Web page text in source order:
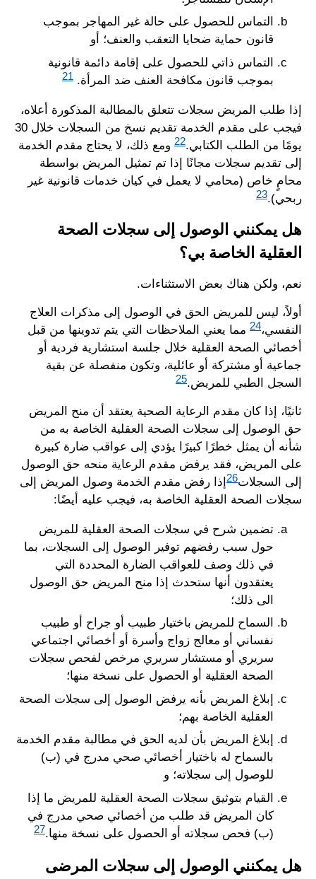
التماس للحصول على حالة غير المهاجر بموجب
قانون حماية ضحايا التعقب والعنف؛ أو
التماس ذاتي للحصول على إقامة دائمة قانونية
بموجب قانون مكافحة العنف ضد المرأة. 21
إذا طلب المريض سجلات تتعلق بالمطالبة المذكورة أعلاه،
فيجب على مقدم الخدمة تقديم نسخ من السجلات خلال 30
يومًا من الطلب الكتابي.22 ومع ذلك، لا يحتاج مقدم الخدمة
إلى تقديم سجلات مجانًا إذا تم تمثيل المريض بواسطة
محامٍ خاص (محامي لا يعمل في كيان خدمات قانونية غير
ربحي).23
هل يمكنني الوصول إلى سجلات الصحة
العقلية الخاصة بي؟
نعم، ولكن هناك بعض الاستثناءات.
أولاً، ليس للمريض الحق في الوصول إلى مذكرات العلاج
النفسي،24 مما يعني الملاحظات التي يتم تدوينها من قبل
أخصائي الصحة العقلية خلال جلسة استشارية فردية أو
جماعية أو مشتركة أو عائلية، وتكون منفصلة عن بقية
السجل الطبي للمريض.25
ثانيًا، إذا كان مقدم الرعاية الصحية يعتقد أن منح المريض
حق الوصول إلى سجلات الصحة العقلية الخاصة به من
شأنه أن يمثل خطرًا كبيرًا يؤدي إلى عواقب ضارة كبيرة
على المريض، فقد يرفض مقدم الرعاية منحه حق الوصول
إلى السجلات26 إذا رفض مقدم الخدمة وصول المريض إلى
سجلات الصحة العقلية الخاصة به، فيجب عليه أيضًا:
تضمين شرح في سجلات الصحة العقلية للمريض
حول سبب رفضهم توفير الوصول إلى السجلات، بما
في ذلك وصف للعواقب الضارة المحددة التي
يعتقدون أنها ستحدث إذا منح المريض حق الوصول
الى ذلك؛
السماح للمريض باختيار طبيب أو جراح أو طبيب
نفساني أو معالج زواج وأسرة أو أخصائي اجتماعي
سريري أو مستشار سريري مرخص لفحص سجلات
الصحة العقلية أو الحصول على نسخة منها؛
إبلاغ المريض بأنه يرفض الوصول إلى سجلات الصحة
العقلية الخاصة بهم؛
إبلاغ المريض بأن لديه الحق في مطالبة مقدم الخدمة
بالسماح له باختيار أخصائي صحي مدرج في (ب)
للوصول إلى سجلاته؛ و
القيام بتوثيق سجلات الصحة العقلية للمريض ما إذا
كان المريض قد طلب من أخصائي صحي مدرج في
(ب) فحص سجلاته أو الحصول على نسخة منها.27
هل يمكنني الوصول إلى سجلات المرضى